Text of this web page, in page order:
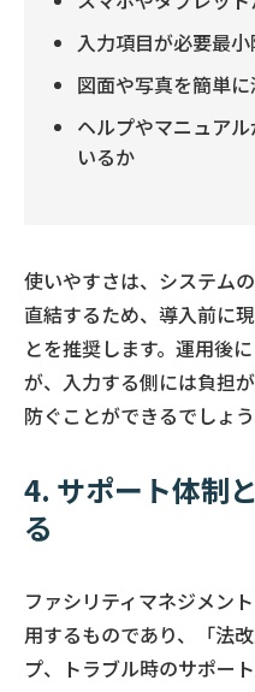
入力項目が必要最
図面や写真を簡単
ヘルプやマニュア
いるか
使いやすさは、システム
直結するため、導入前に
とを推奨します。運用後
が、入力する側には負担
防ぐことができるでしょう
4. サポート体制
る
ファシリティマネジメン
用するものであり、「法
プ、トラブル時のサポー